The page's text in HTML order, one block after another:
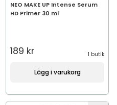
NEO MAKE UP Intense Serum
HD Primer 30 ml
189 kr 1 butik
Lägg i varukorg